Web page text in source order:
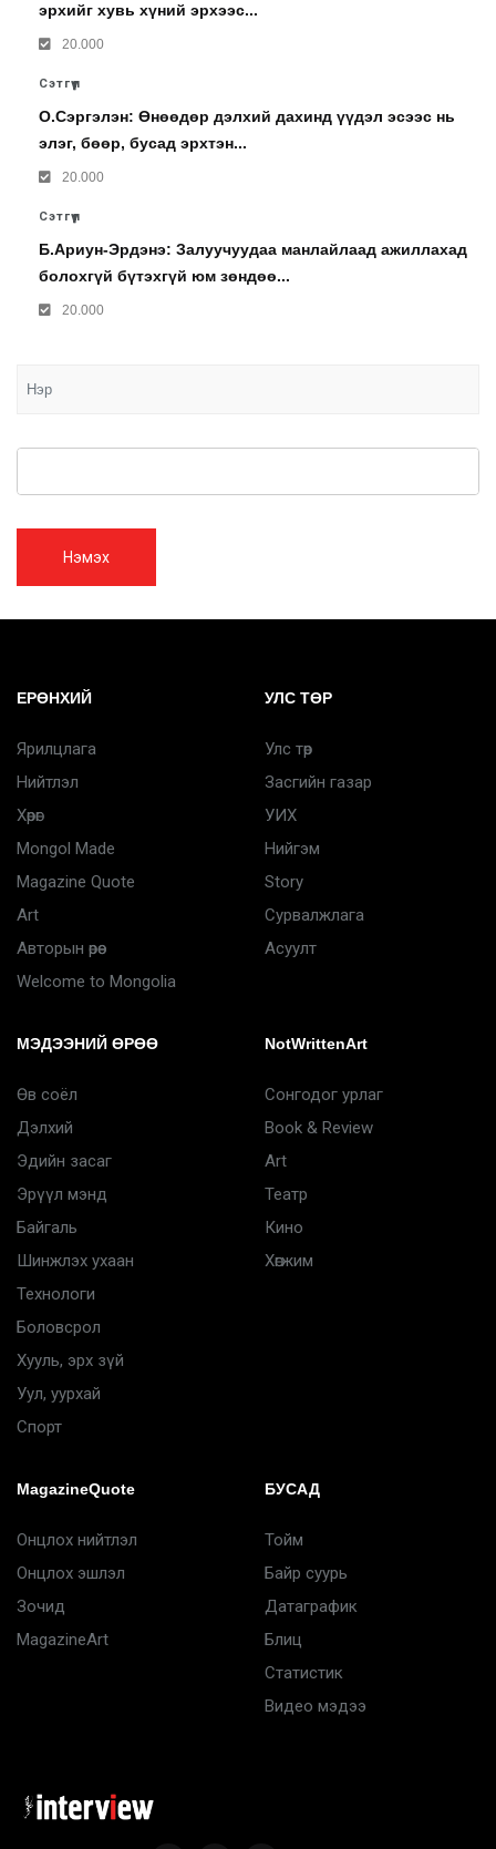
эрхийг хувь хүний эрхээс...
20.000
Сэтгүүл
О.Сэргэлэн: Өнөөдөр дэлхий дахинд үүдэл эсээс нь
элэг, бөөр, бусад эрхтэн...
20.000
Сэтгүүл
Б.Ариун-Эрдэнэ: Залуучуудаа манлайлаад ажиллахад
болохгүй бүтэхгүй юм зөндөө...
20.000
Нэмэх
ЕРӨНХИЙ
Ярилцлага
Нийтлэл
Хөрөг
Mongol Made
Magazine Quote
Art
Авторын өрөө
Welcome to Mongolia
УЛС ТӨР
Улс төр
Засгийн газар
УИХ
Нийгэм
Story
Сурвалжлага
Асуулт
МЭДЭЭНИЙ ӨРӨӨ
Өв соёл
Дэлхий
Эдийн засаг
Эрүүл мэнд
Байгаль
Шинжлэх ухаан
Технологи
Боловсрол
Хууль, эрх зүй
Уул, уурхай
Спорт
NotWrittenArt
Сонгодог урлаг
Book & Review
Art
Театр
Кино
Хөгжим
MagazineQuote
Онцлох нийтлэл
Онцлох эшлэл
Зочид
MagazineArt
БУСАД
Тойм
Байр суурь
Датаграфик
Блиц
Статистик
Видео мэдээ